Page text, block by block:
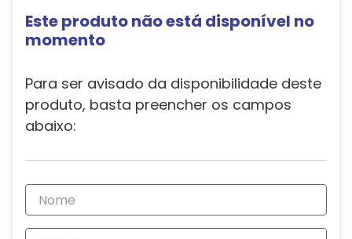
Este produto não está disponível no
momento
Para ser avisado da disponibilidade deste
produto, basta preencher os campos
abaixo: